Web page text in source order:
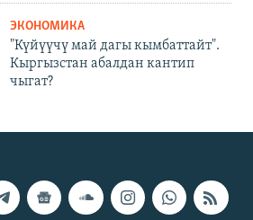
ЭКОНОМИКА
"Күйүүчү май дагы кымбаттайт".
Кыргызстан абалдан кантип
чыгат?